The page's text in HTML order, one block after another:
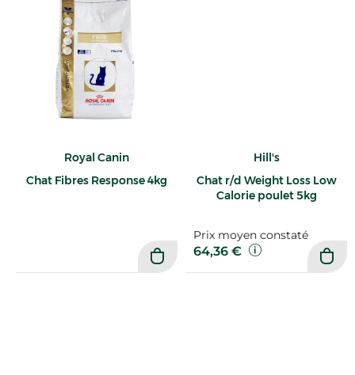
Royal Canin
Chat Fibres Response 4kg
Hill's
Chat r/d Weight Loss Low
Calorie poulet 5kg
Prix moyen constaté
64,36 €